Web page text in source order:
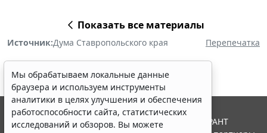
Показать все материалы
Источник:Дума Ставропольского края Перепечатка
Мы обрабатываем локальные данные
браузера и используем инструменты
аналитики в целях улучшения и обеспечения
работоспособности сайта, статистических
исследований и обзоров. Вы можете
© ООО "НПП "ГАРАНТ-СЕРВИС", 2026. Система ГАРАНТ